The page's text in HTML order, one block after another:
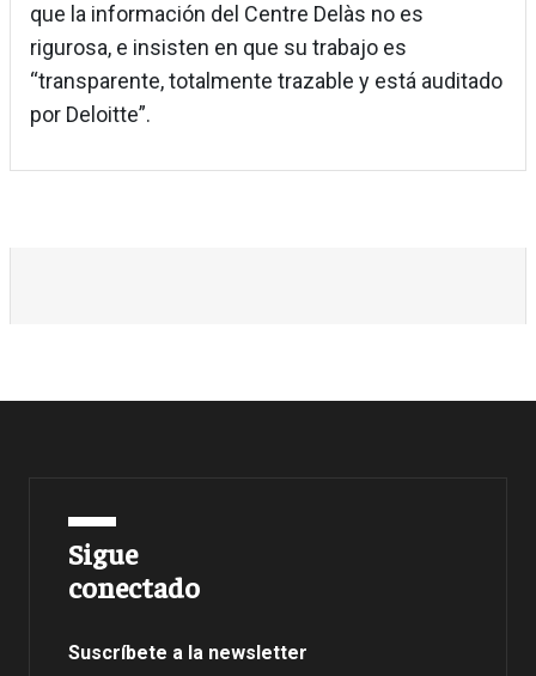
que la información del Centre Delàs no es
rigurosa, e insisten en que su trabajo es
“transparente, totalmente trazable y está auditado
por Deloitte”.
Sigue
conectado
Suscríbete a la newsletter